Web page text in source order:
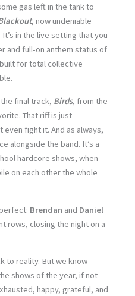
gas left in the tank to
, now undeniable
in the live setting that you
and full-on anthem status of
for total collective
final track, Birds, from the
That riff is just
even fight it. And as always,
alongside the band. It’s a
hardcore shows, when
on each other the whole
Brendan and Daniel
rows, closing the night on a
to reality. But we know
shows of the year, if not
happy, grateful, and